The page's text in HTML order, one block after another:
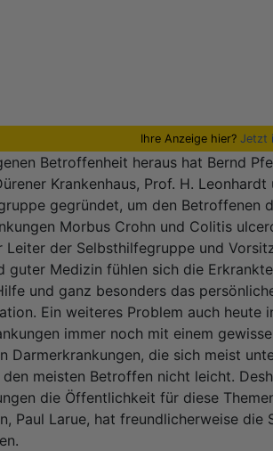
Ihre Anzeige hier? Jetzt
Betroffenheit heraus hat Bernd
Krankenhaus, Prof. H.
gegründet, um den Betroffenen
Morbus Crohn und Colitis
Leiter der Selbsthilfegruppe und
guter Medizin fühlen sich die
und ganz besonders das
Ein weiteres Problem auch heute
immer noch mit einem
Darmerkrankungen, die sich meist
meisten Betroffen nicht leicht.
die Öffentlichkeit für diese
Paul Larue, hat freundlicherweise